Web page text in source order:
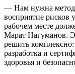
— Нам нужна
восприятие рисков
рабочем месте
Ма­рат Нагуманов.
решить
разработка и
здоровья и